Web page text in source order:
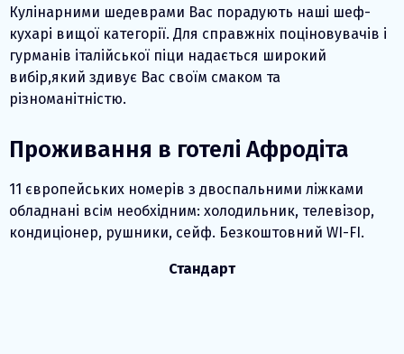
Кулінарними шедеврами Вас порадують наші шеф-
кухарі вищої категорії. Для справжніх поціновувачів і
гурманів італійської піци надається широкий
вибір,який здивує Вас своїм смаком та
різноманітністю.
Проживання в готелі Афродіта
11 європейських номерів з двоспальними ліжками
обладнані всім необхідним: холодильник, телевізор,
кондиціонер, рушники, сейф. Безкоштовний WI-FI.
Стандарт